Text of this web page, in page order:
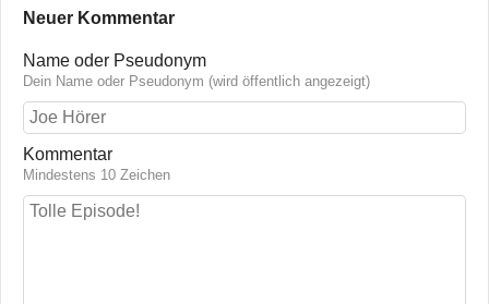
Neuer Kommentar
Name oder Pseudonym
Dein Name oder Pseudonym (wird öffentlich angezeigt)
Kommentar
Mindestens 10 Zeichen